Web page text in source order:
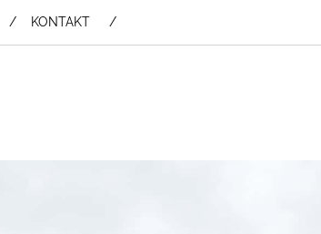
KONTAKT